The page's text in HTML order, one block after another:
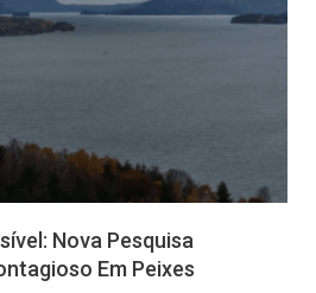
Nova Pesquisa
Em Peixes